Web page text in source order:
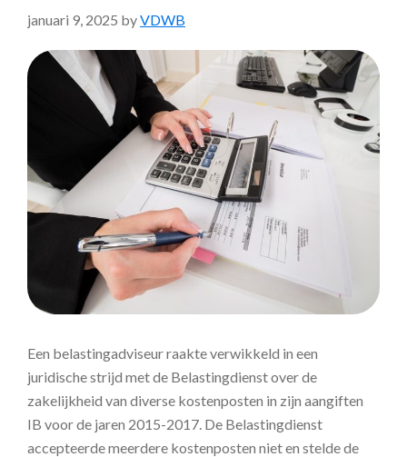
januari 9, 2025 byVDWB
Een belastingadviseur raakte verwikkeld in een
juridische strijd met de Belastingdienst over de
zakelijkheid van diverse kostenposten in zijn aangiften
IB voor de jaren 2015-2017. De Belastingdienst
accepteerde meerdere kostenposten niet en stelde de